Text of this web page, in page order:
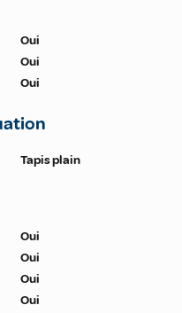
Oui
Oui
Oui
Tapis plain
Oui
Oui
Oui
Oui